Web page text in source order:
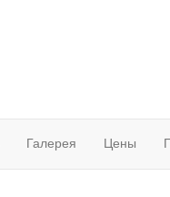
Галерея Цены